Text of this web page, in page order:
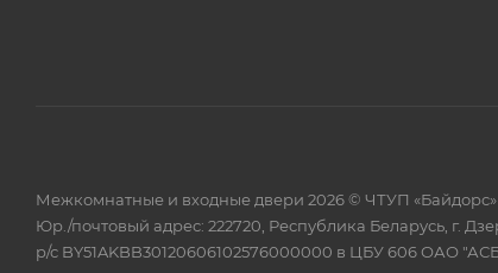
Межкомнатные и входные двери 2026 © ЧТУП «Байдорс»
Юр./почтовый адрес: 222720, Республика Беларусь, г.
р/с BY51AKBB30120606102576000000 в ЦБУ 606 ОАО